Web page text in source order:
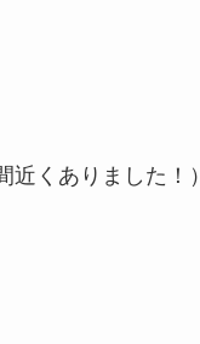
くありました！）